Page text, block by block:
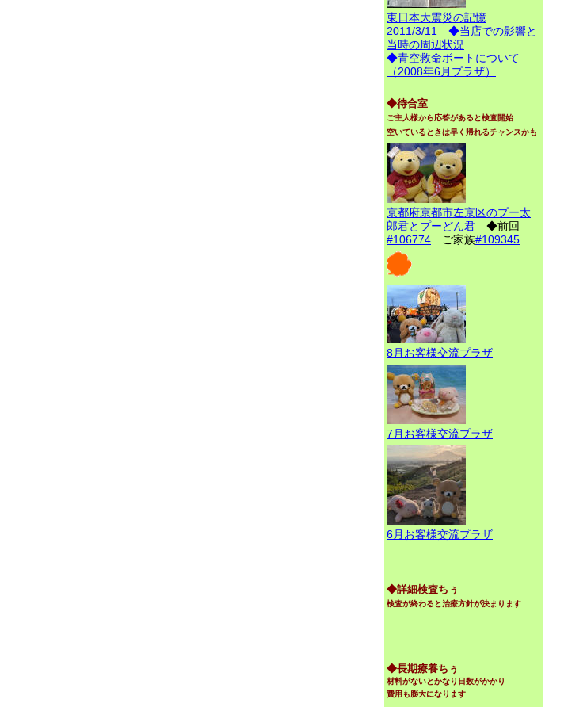
東日本大震災の記憶
2011/3/11
◆当店での影響と
当時の周辺状況
◆青空救命ボートについて
（2008年6月プラザ）
◆待合室
ご主人様から応答があると検査開始
空いているときは早く帰れるチャンスかも
京都府京都市左京区のプー太
郎君とプーどん君 ◆前回
#106774 ご家族#109345
8月お客様交流プラザ
7月お客様交流プラザ
6月お客様交流プラザ
◆詳細検査ちぅ
検査が終わると治療方針が決まります
◆長期療養ちぅ
材料がないとかなり日数がかかり
費用も膨大になります